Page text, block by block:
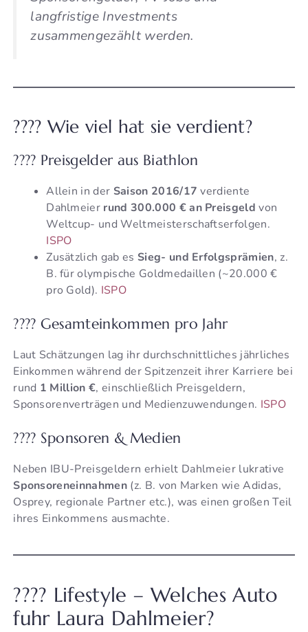
langfristige Investments
zusammengezählt werden.
???? Wie viel hat sie verdient?
???? Preisgelder aus Biathlon
Allein in der Saison 2016/17 verdiente
Dahlmeier rund 300.000 € an Preisgeld von
Weltcup- und Weltmeisterschaftserfolgen.
ISPO
Zusätzlich gab es Sieg- und Erfolgsprämien, z.
B. für olympische Goldmedaillen (~20.000 €
pro Gold). ISPO
???? Gesamteinkommen pro Jahr
Laut Schätzungen lag ihr durchschnittliches jährliches
Einkommen während der Spitzenzeit ihrer Karriere bei
rund 1 Million €, einschließlich Preisgeldern,
Sponsorenverträgen und Medienzuwendungen. ISPO
???? Sponsoren & Medien
Neben IBU-Preisgeldern erhielt Dahlmeier lukrative
Sponsoreneinnahmen(z. B. von Marken wie Adidas,
Osprey, regionale Partner etc.), was einen großen Teil
ihres Einkommens ausmachte.
???? Lifestyle – Welches Auto
fuhr Laura Dahlmeier?